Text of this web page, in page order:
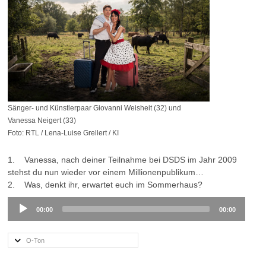
Sänger- und Künstlerpaar Giovanni Weisheit (32) und
Vanessa Neigert (33)
Foto: RTL / Lena-Luise Grellert / KI
1. Vanessa, nach deiner Teilnahme bei DSDS im Jahr 2009
stehst du nun wieder vor einem Millionenpublikum…
2. Was, denkt ihr, erwartet euch im Sommerhaus?
Audio
Player
00:00 00:00
O-Ton